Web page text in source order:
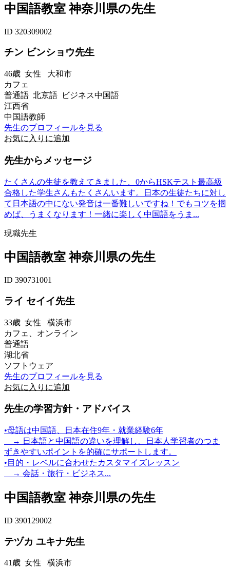
中国語教室 神奈川県の先生
ID 320309002
チン ビンショウ先生
46歳 女性 大和市
カフェ
普通語 北京語 ビジネス中国語
江西省
中国語教師
先生のプロフィールを見る
お気に入りに追加
先生からメッセージ
たくさんの生徒を教えてきました、0からHSKテスト最高級
合格した学生さんもたくさんいます。日本の生徒たちに対し
て日本語の中にない発音は一番難しいですね！でもコツを掴
めば、うまくなります！一緒に楽しく中国語をうま...
現職先生
中国語教室 神奈川県の先生
ID 390731001
ライ セイイ先生
33歳 女性 横浜市
カフェ、オンライン
普通語
湖北省
ソフトウェア
先生のプロフィールを見る
お気に入りに追加
先生の学習方針・アドバイス
•母語は中国語、日本在住9年・就業経験6年
→ 日本語と中国語の違いを理解し、日本人学習者のつま
ずきやすいポイントを的確にサポートします。
•目的・レベルに合わせたカスタマイズレッスン
→ 会話・旅行・ビジネス...
中国語教室 神奈川県の先生
ID 390129002
テヅカ ユキナ先生
41歳 女性 横浜市